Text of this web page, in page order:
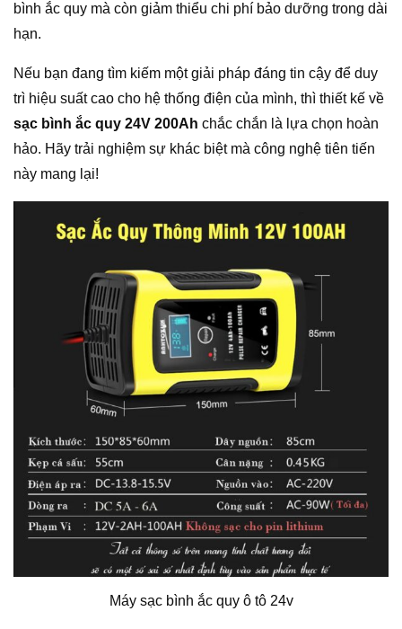
bình ắc quy mà còn giảm thiểu chi phí bảo dưỡng trong dài
hạn.
Nếu bạn đang tìm kiếm một giải pháp đáng tin cậy để duy
trì hiệu suất cao cho hệ thống điện của mình, thì thiết kế về
sạc bình ắc quy 24V 200Ah chắc chắn là lựa chọn hoàn
hảo. Hãy trải nghiệm sự khác biệt mà công nghệ tiên tiến
này mang lại!
Máy sạc bình ắc quy ô tô 24v